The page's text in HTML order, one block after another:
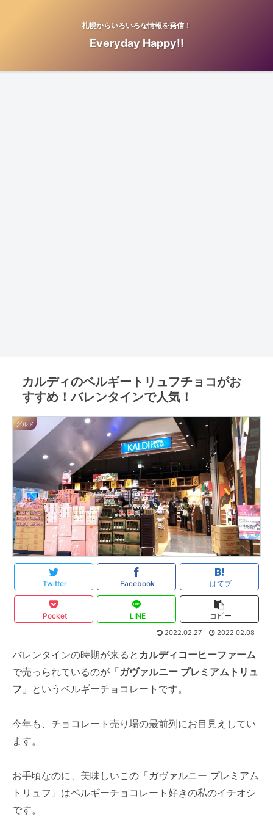
札幌からいろいろな情報を発信！
Everyday Happy!!
カルディのベルギートリュフチョコがお
すすめ！バレンタインで人気！
グルメ
Twitter Facebook はてブ
Pocket LINE コピー
2022.02.27 2022.02.08
バレンタインの時期が来ると カルディコーヒーファーム
で売っられているのが「ガヴァルニー プレミアムトリュ
フ 」というベルギーチョコレートです。
今年も、チョコレート売り場の最前列にお目見えしてい
ます。
お手頃なのに、美味しいこの「ガヴァルニー プレミアム
トリュフ 」はベルギーチョコレート好きの私のイチオシ
です。